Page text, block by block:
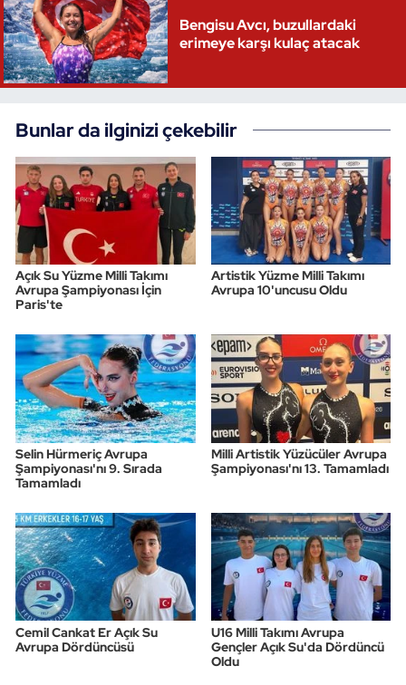
Bengisu Avcı, buzullardaki
erimeye karşı kulaç atacak
Bunlar da ilginizi çekebilir
Açık Su Yüzme Milli Takımı
Avrupa Şampiyonası İçin
Paris'te
Artistik Yüzme Milli Takımı
Avrupa 10'uncusu Oldu
Selin Hürmeriç Avrupa
Şampiyonası'nı 9. Sırada
Tamamladı
Milli Artistik Yüzücüler Avrupa
Şampiyonası'nı 13. Tamamladı
Cemil Cankat Er Açık Su
Avrupa Dördüncüsü
U16 Milli Takımı Avrupa
Gençler Açık Su'da Dördüncü
Oldu